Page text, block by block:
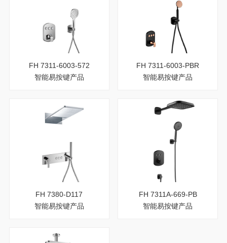
FH 7311-6003-572
智能易按键产品
FH 7311-6003-PBR
智能易按键产品
FH 7380-D117
智能易按键产品
FH 7311A-669-PB
智能易按键产品